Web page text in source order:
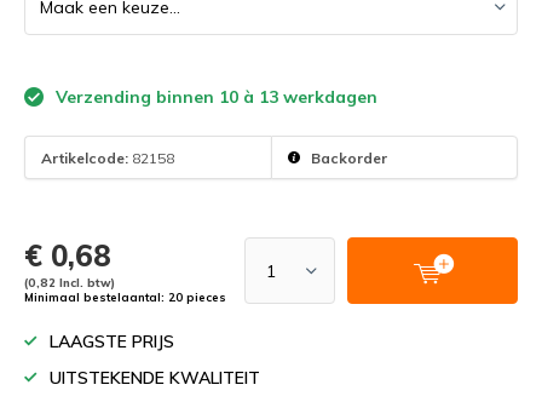
Verzending binnen 10 à 13 werkdagen
Artikelcode: 82158 Backorder
€ 0,68
(0,82 Incl. btw)
Minimaal bestelaantal: 20 pieces
LAAGSTE PRIJS
UITSTEKENDE KWALITEIT